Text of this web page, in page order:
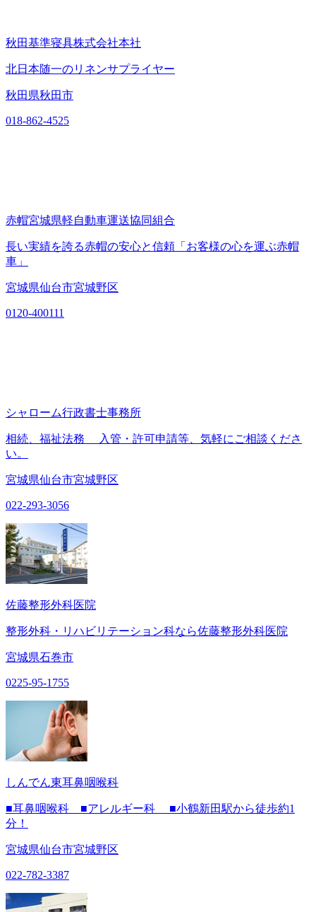
秋田基準寝具株式会社本社
北日本随一のリネンサプライヤー
秋田県秋田市
018-862-4525
赤帽宮城県軽自動車運送協同組合
長い実績を誇る赤帽の安心と信頼「お客様の心を運ぶ赤帽
車」
宮城県仙台市宮城野区
0120-400111
シャローム行政書士事務所
相続、福祉法務 入管・許可申請等、気軽にご相談くださ
い。
宮城県仙台市宮城野区
022-293-3056
佐藤整形外科医院
整形外科・リハビリテーション科なら佐藤整形外科医院
宮城県石巻市
0225-95-1755
しんでん東耳鼻咽喉科
■耳鼻咽喉科 ■アレルギー科 ■小鶴新田駅から徒歩約1
分！
宮城県仙台市宮城野区
022-782-3387